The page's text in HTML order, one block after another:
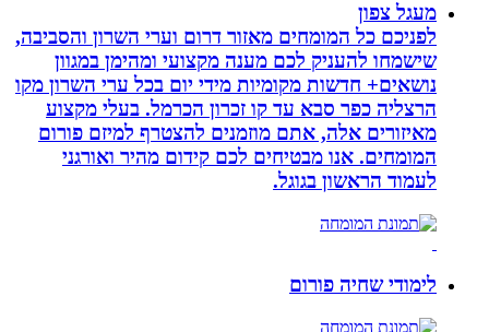
מעגל צפון
לפניכם כל המומחים מאזור דרום וערי השרון והסביבה,
שישמחו להעניק לכם מענה מקצועי ומהימן במגוון
נושאים+ חדשות מקומיות מידי יום בכל ערי השרון מקו
הרצליה כפר סבא עד קו זכרון הכרמל. בעלי מקצוע
מאיזורים אלה, אתם מוזמנים להצטרף למיזם פורום
המומחים. אנו מבטיחים לכם קידום מהיר ואורגני
לעמוד הראשון בגוגל.
לימודי שחיה פורום